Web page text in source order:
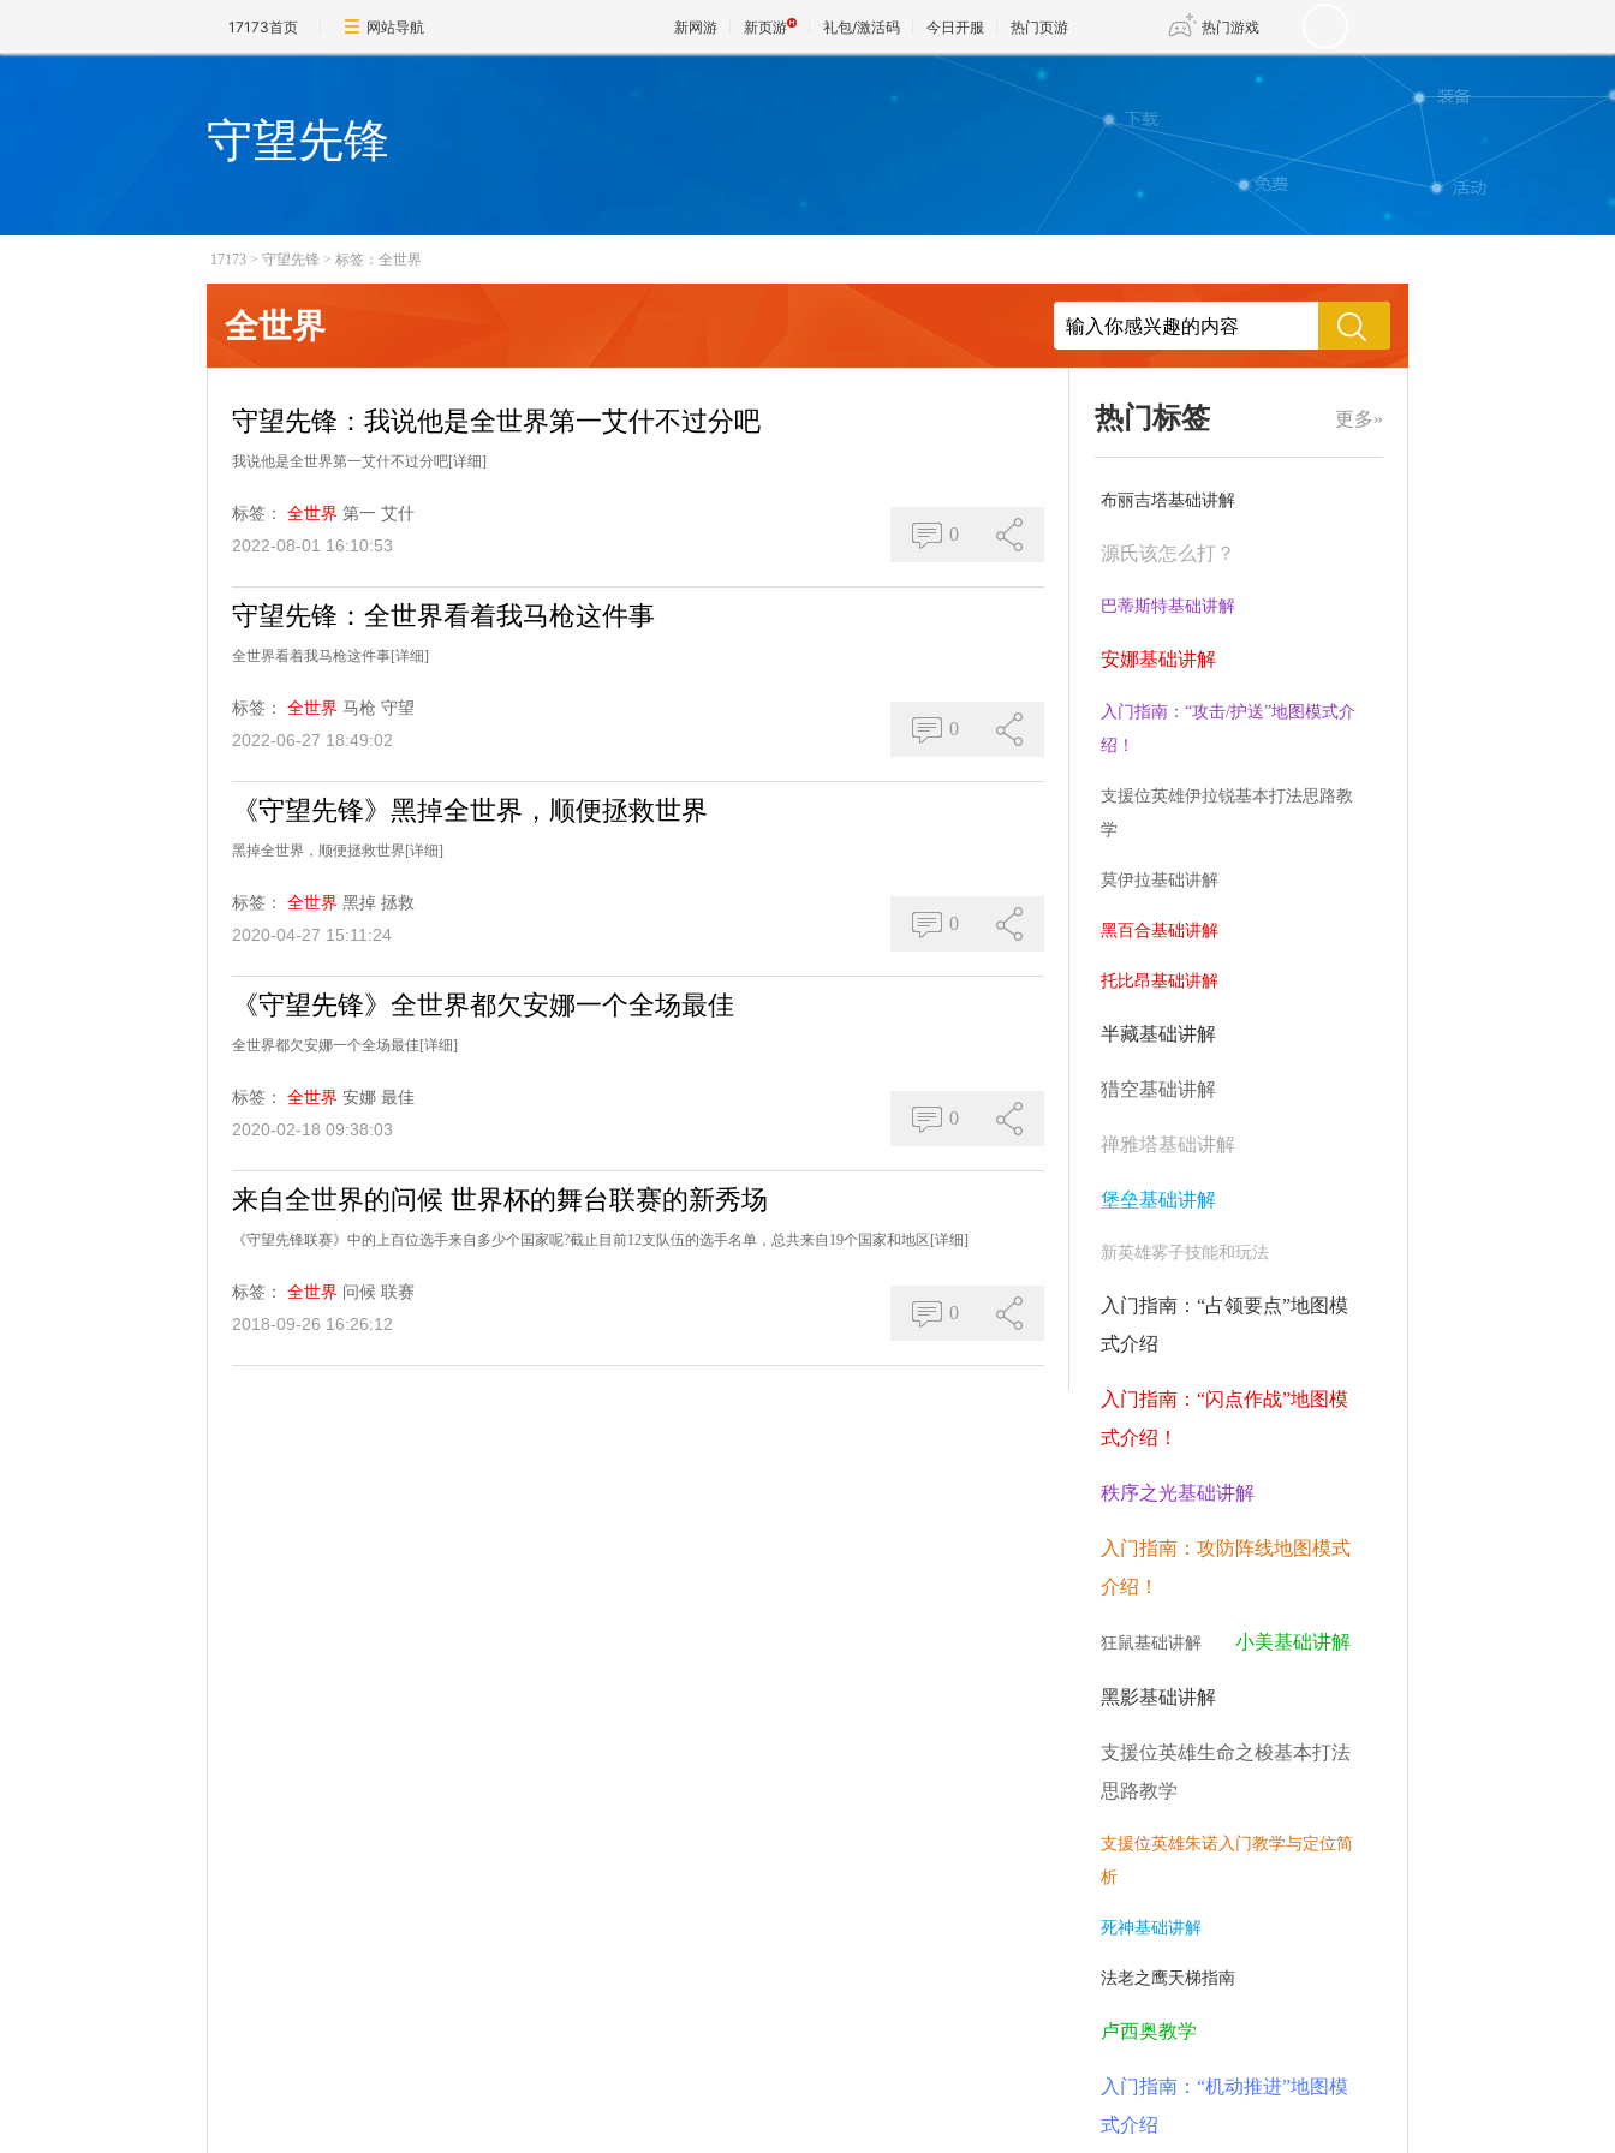
17173首页 网站导航 新网游 新页游 礼包/激活码 今日开服 热门页游 热门游戏
DNF 传奇4
天堂
王权与自由 诛仙世界 新仙侠5
守望先锋
17173 > 守望先锋 > 标签：全世界
全世界
守望先锋：我说他是全世界第一艾什不过分吧
我说他是全世界第一艾什不过分吧[详细]
标签： 全世界 第一 艾什
2022-08-01 16:10:53
0
守望先锋：全世界看着我马枪这件事
全世界看着我马枪这件事[详细]
标签： 全世界 马枪 守望
2022-06-27 18:49:02
0
《守望先锋》黑掉全世界，顺便拯救世界
黑掉全世界，顺便拯救世界 [详细]
标签： 全世界 黑掉 拯救
2020-04-27 15:11:24
0
《守望先锋》全世界都欠安娜一个全场最佳
全世界都欠安娜一个全场最佳[详细]
标签： 全世界 安娜 最佳
2020-02-18 09:38:03
0
来自全世界的问候 世界杯的舞台联赛的新秀场
《守望先锋联赛》中的上百位选手来自多少个国家呢?截止目前12支队伍的选手名单，总共来自19个国家和地区 [详细]
标签： 全世界 问候 联赛
2018-09-26 16:26:12
0
更多»
热门标签
布丽吉塔基础讲解
源氏该怎么打？
巴蒂斯特基础讲解
安娜基础讲解
入门指南：“攻击/护送”地图模式介
绍！
支援位英雄伊拉锐基本打法思路教
学
莫伊拉基础讲解
黑百合基础讲解
托比昂基础讲解
半藏基础讲解
猎空基础讲解
禅雅塔基础讲解
堡垒基础讲解
新英雄雾子技能和玩法
入门指南：“占领要点”地图模
式介绍
入门指南：“闪点作战”地图模
式介绍！
秩序之光基础讲解
入门指南：攻防阵线地图模式
介绍！
狂鼠基础讲解 小美基础讲解
黑影基础讲解
支援位英雄生命之梭基本打法
思路教学
支援位英雄朱诺入门教学与定位简
析
死神基础讲解
法老之鹰天梯指南
卢西奥教学
入门指南：“机动推进”地图模
式介绍